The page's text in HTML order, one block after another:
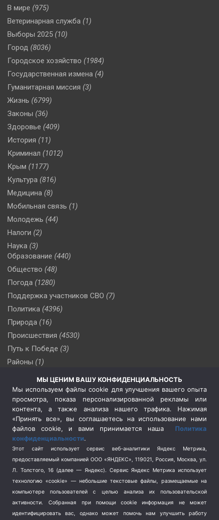
В мире (975)
Ветеринарная служба (1)
Выборы 2025 (10)
Город (8036)
Городское хозяйство (1984)
Государственная измена (4)
Гуманитарная миссия (3)
Жизнь (6799)
Законы (36)
Здоровье (409)
История (11)
Криминал (1012)
Крым (1177)
Культура (816)
Медицина (8)
Мобильная связь (1)
Молодежь (44)
Налоги (2)
Наука (3)
Образование (440)
Общество (48)
Погода (1280)
Поддержка участников СВО (7)
Политика (4396)
Природа (16)
Происшествия (4530)
Путь к Победе (3)
Районы (1)
(510)
Сельское хозяйство (3)
Социальная политика
(3)
Спецоперация в Украине
Спецоперация на Украине
(404)
Спорт (740)
Терроризм (1)
Транспорт (262)
Туризм (178)
Флот (76)
МЫ ЦЕНИМ ВАШУ КОНФИДЕНЦИАЛЬНОСТЬ
Мы используем файлы cookie для улучшения вашего опыта
просмотра, показа персонализированной рекламы или
контента, а также анализа нашего трафика. Нажимая
«Принять все», вы соглашаетесь на использование нами
файлов cookie, и вами принимается наша Политика
конфиденциальности.
Этот сайт использует сервис веб-аналитики Яндекс Метрика,
предоставляемый компанией ООО «ЯНДЕКС», 119021, Россия, Москва, ул.
Л. Толстого, 16 (далее — Яндекс). Сервис Яндекс Метрика использует
технологию «cookie» — небольшие текстовые файлы, размещаемые на
компьютере пользователей с целью анализа их пользовательской
активности.
Собранная при помощи cookie информация не может
идентифицировать вас, однако может помочь нам улучшить работу